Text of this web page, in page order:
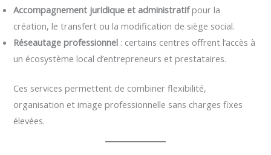
Accompagnement juridique et administratifpour la
création, le transfert ou la modification de siège social.
Réseautage professionnel : certains centres offrent l’accès à
un écosystème local d’entrepreneurs et prestataires.
Ces services permettent de combiner flexibilité,
organisation et image professionnelle sans charges fixes
élevées.